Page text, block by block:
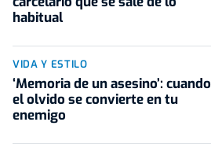
habitual
VIDA Y ESTILO
‘Memoria de un asesino’: cuando
el olvido se convierte en tu
enemigo